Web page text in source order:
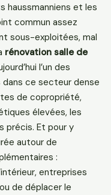
haussmanniens et les
commun assez
sous-exploitées, mal
rénovation salle de
l’un des
ce secteur dense
de copropriété,
élevées, les
précis. Et pour y
autour de
:
entreprises
de déplacer le